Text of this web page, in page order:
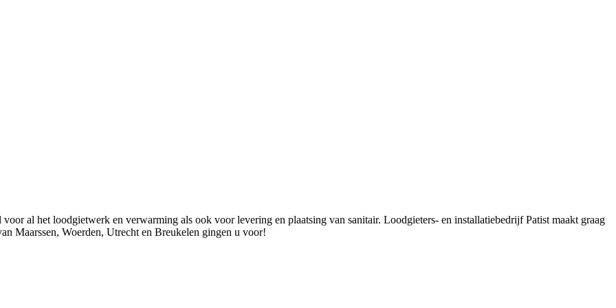
al het loodgietwerk en verwarming als ook voor levering en plaatsing van sanitair. Loodgieters- en installatiebedrijf Patist maakt graag
Maarssen, Woerden, Utrecht en Breukelen gingen u voor!